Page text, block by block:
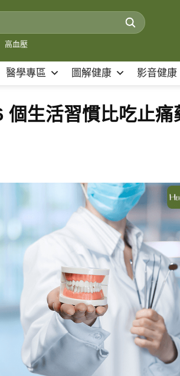
高血壓
醫學專區 圖解健康 影音健康
個生活習慣比吃止痛